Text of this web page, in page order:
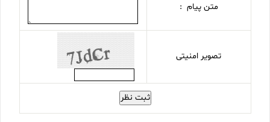
متن پیام :
تصویر امنیتی
ثبت نظر